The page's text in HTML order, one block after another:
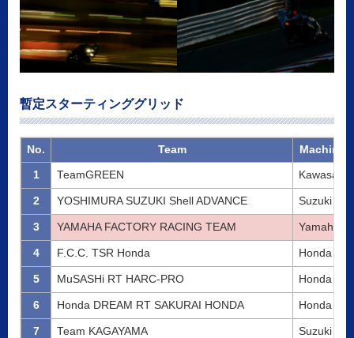
暫定スターティンググリッド
No. Team Machine
1 TeamGREEN Kawasaki
2 YOSHIMURA SUZUKI Shell ADVANCE Suzuki
3 YAMAHA FACTORY RACING TEAM Yamaha
4 F.C.C. TSR Honda Honda
5 MuSASHi RT HARC-PRO Honda
6 Honda DREAM RT SAKURAI HONDA Honda
7 Team KAGAYAMA Suzuki